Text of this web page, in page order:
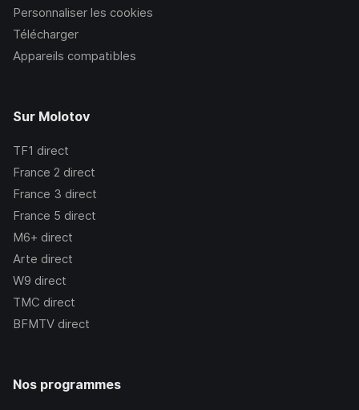
Personnaliser les cookies
Télécharger
Appareils compatibles
Sur Molotov
TF1 direct
France 2 direct
France 3 direct
France 5 direct
M6+ direct
Arte direct
W9 direct
TMC direct
BFMTV direct
Nos programmes